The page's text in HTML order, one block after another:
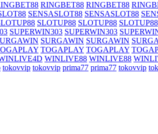
RINGBET88 RINGBET88
SENSASLOT88 SENSASLOT88
SLOTUP88 SLOTUP88 SLOTUP88
SUPERWIN303 SUPERWIN303
SURGAWIN SURGAWIN
TOGAPLAY TOGAPLAY
WINLIVE88 WINLIVE88
tokovvip tokovvip prima77 prima77 tokovvip